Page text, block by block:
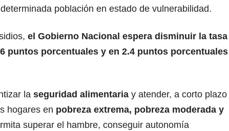
población en estado de vulnerabilidad.
el Gobierno Nacional espera disminuir la tasa
puntos porcentuales y en 2.4 puntos porcentuales
la seguridad alimentaria y atender, a corto plazo
hogares en pobreza extrema, pobreza moderada y
superar el hambre, conseguir autonomía